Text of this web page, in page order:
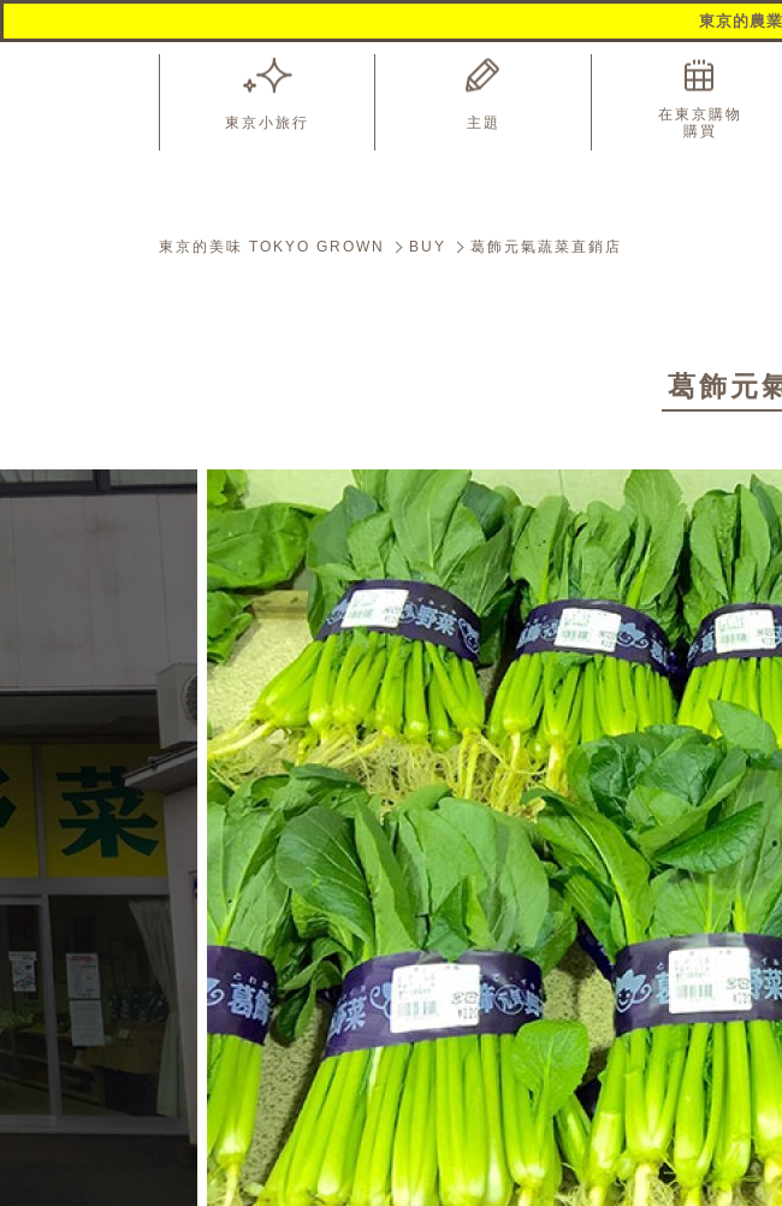
東京的農
東京小旅行 主題
在東京購物
購買
東京的美味 TOKYO GROWN BUY 葛飾元氣蔬菜直銷店
葛飾元